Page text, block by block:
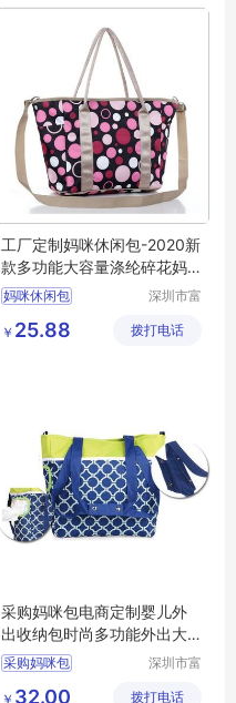
工厂定制妈咪休闲包-2020新
款多功能大容量涤纶碎花妈
咪包-防水斜挎待产包
妈咪休闲包
深圳市富
限公司
￥ 25.88 拨打电话
采购妈咪包电商定制婴儿外
出收纳包时尚多功能外出大
容量母婴包
采购妈咪包
深圳市富
限公司
￥ 32.00 拨打电话